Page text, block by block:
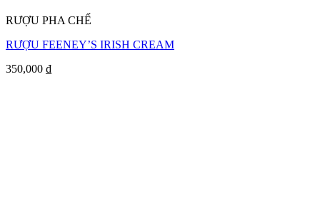
RƯỢU PHA CHẾ
RƯỢU FEENEY’S IRISH CREAM
350,000 ₫